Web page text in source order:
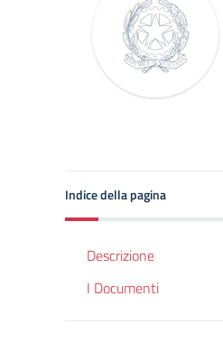
Indice della pagina
Descrizione
I Documenti